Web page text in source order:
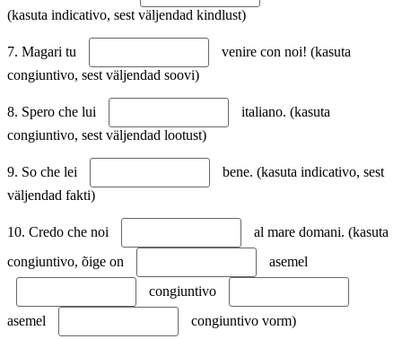
(kasuta indicativo, sest väljendad kindlust)
7. Magari tu
venire con noi! (kasuta
congiuntivo, sest väljendad soovi)
8. Spero che lui
italiano. (kasuta
congiuntivo, sest väljendad lootust)
9. So che lei
bene. (kasuta indicativo, sest
väljendad fakti)
10. Credo che noi
al mare domani. (kasuta
congiuntivo, õige on
asemel
congiuntivo
asemel
congiuntivo vorm)